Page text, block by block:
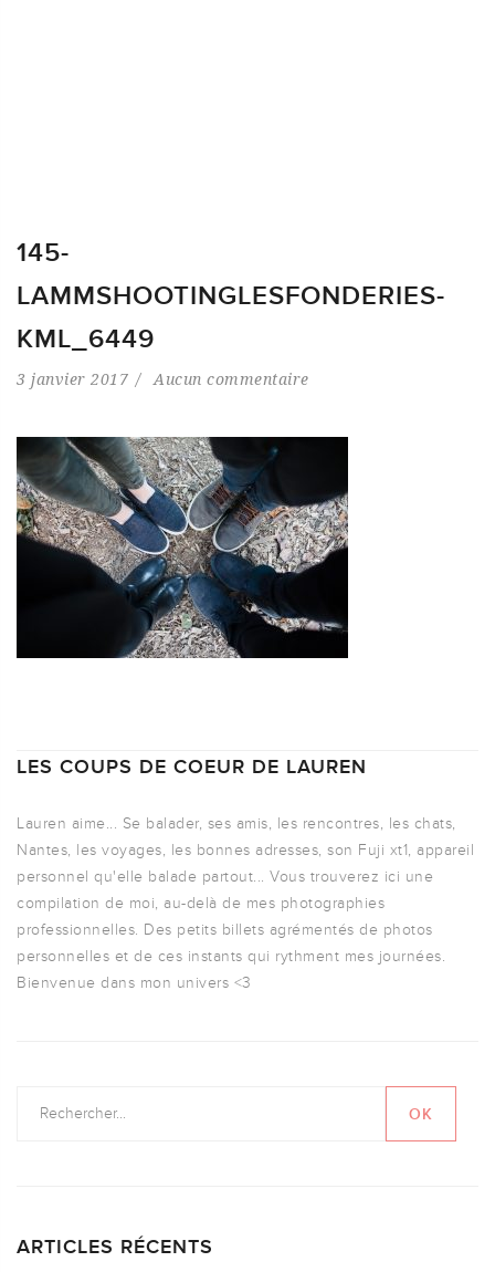
145-
LAMMSHOOTINGLESFONDERIES-
KML_6449
3 janvier 2017 Aucun commentaire
LES COUPS DE COEUR DE LAUREN
Lauren aime... Se balader, ses amis, les rencontres, les chats,
Nantes, les voyages, les bonnes adresses, son Fuji xt1, appareil
personnel qu'elle balade partout... Vous trouverez ici une
compilation de moi, au-delà de mes photographies
professionnelles. Des petits billets agrémentés de photos
personnelles et de ces instants qui rythment mes journées.
Bienvenue dans mon univers <3
ARTICLES RÉCENTS